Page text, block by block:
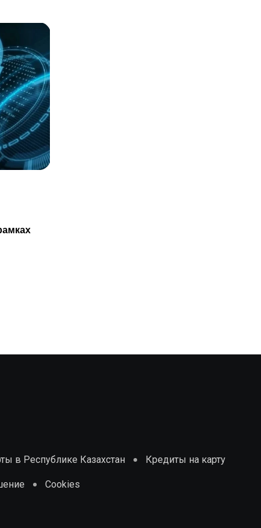
в Республике Казахстан Кредиты на карту
Cookies